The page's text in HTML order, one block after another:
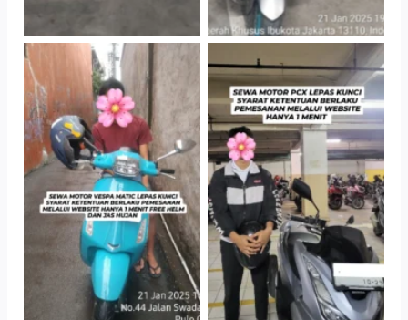
TNo Caption TNo Caption